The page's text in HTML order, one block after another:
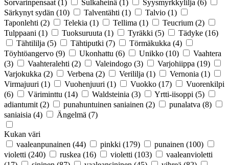
Sorvarinpensaat (1) Sulkaheinä (1) Syysmyrkkylilja (6)
Särkynyt sydän (10) Talventähti (1) Talvio (1)
Taponlehti (2) Telekia (1) Tellima (1) Teucrium (2)
Tulppaani (1) Tuoksuruuta (1) Tyräkki (5) Tädyke (16)
Tähtililja (5) Tähtiputki (7) Törmäkukka (4)
Töyhtöangervo (9) Ukonhattu (6) Unikko (10)
Vaahtera
(3)
Vaahteralehti (2) Valeindogo (3) Varjohiippa (19)
Varjokukka (2) Verbena (2) Verililja (1) Vernonia (1)
Virmajuuri (1) Vuohenjuuri (1) Vuokko (17)
Vuorenkilpi
(6)
Väriminttu (14) Waldsteinia (3) Yrtti-iisoppi (5)
adiantumit (2) punahuntuinen saniainen (2) punalatva (8)
saniaisia (4) Ängelmä (7)
Kukan väri
vaaleanpunainen (44) pinkki (179) punainen (100)
violetti (240) ruskea (16) violetti (103)
vaaleanvioletti